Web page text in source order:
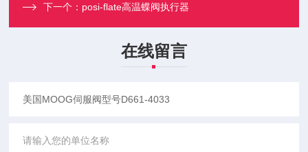
下一个： posi-flate高温蝶阀执行器
在线留言